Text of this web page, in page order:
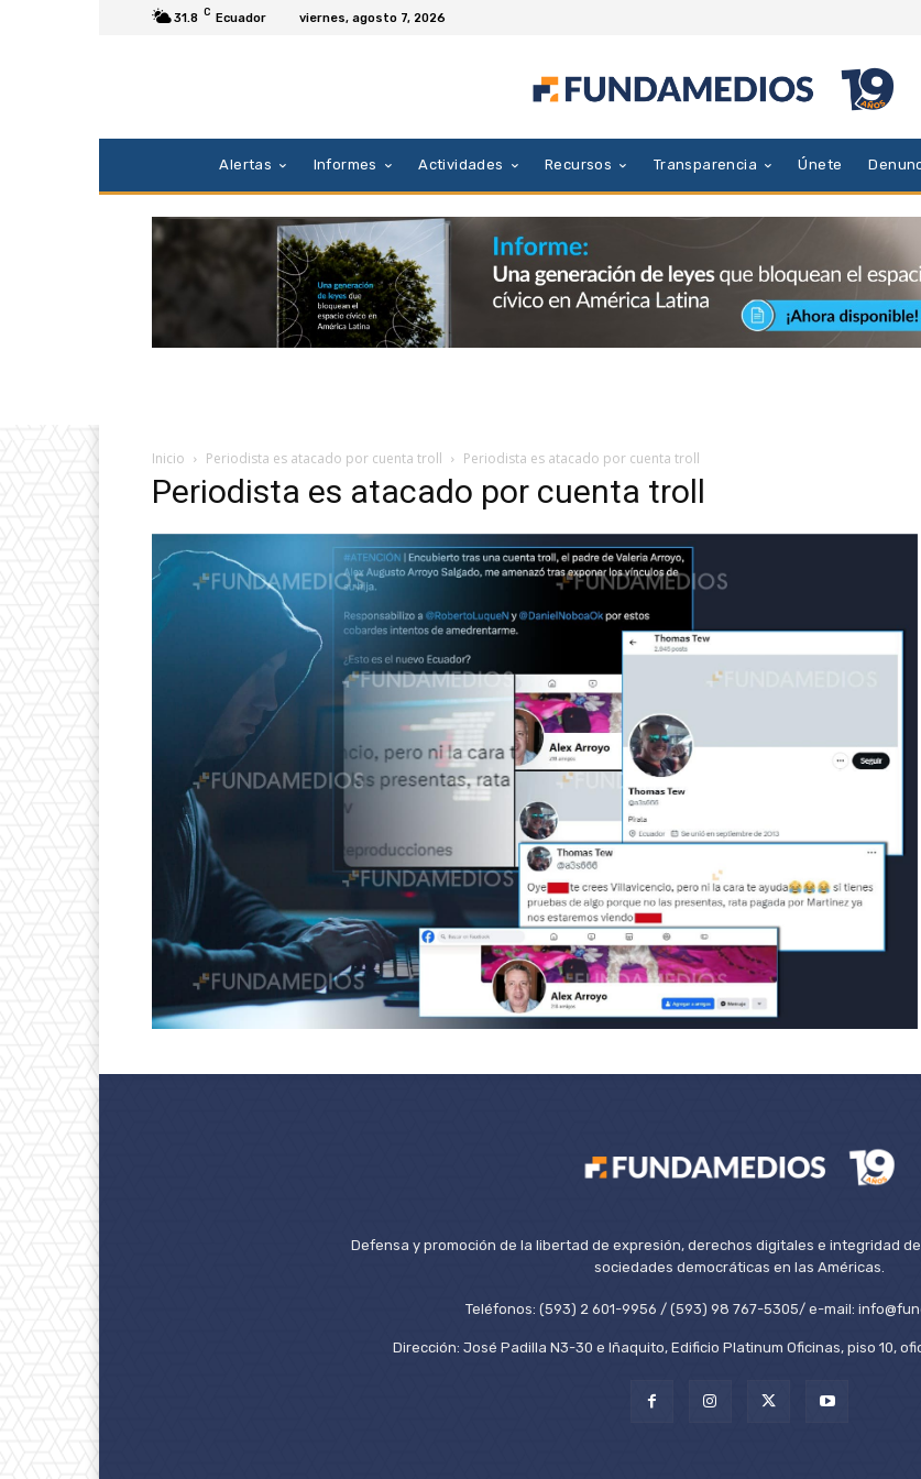
31.8 C Ecuador viernes, agosto 7, 2026
Alertas Informes Actividades Recursos Transparencia Únete
Inicio Periodista es atacado por cuenta troll Periodista es atacado por cuenta troll
Periodista es atacado por cuenta troll
Defensa y promoción de la libertad de expresión, derechos digitales e integridad
sociedades democráticas en las Américas.
Teléfonos: (593) 2 601-9956 / (593) 98 767-5305/ e-mail:
Dirección: José Padilla N3-30 e Iñaquito, Edificio Platinum Oficinas, piso 10,